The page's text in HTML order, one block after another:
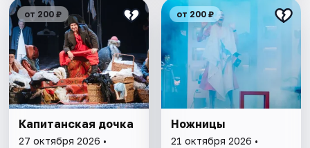
от 200 ₽
Капитанская дочка
27 октября 2026 •
от 200 ₽
Ножницы
21 октября 2026 •